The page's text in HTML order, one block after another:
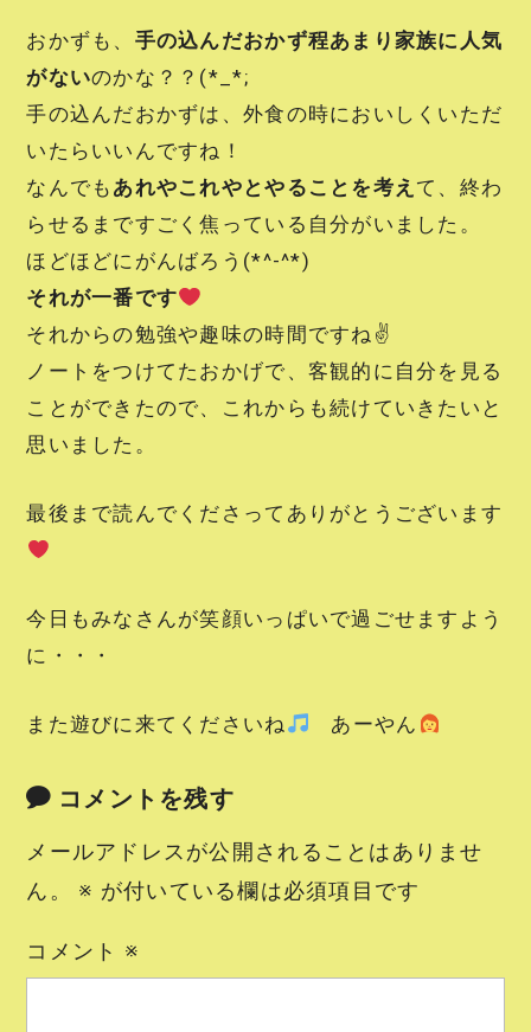
おかずも、 手の込んだおかず程あまり家族に人気
がないのかな？？(*_*;
手の込んだおかずは、外食の時においしくいただ
いたらいいんですね！
なんでも あれやこれやとやることを考え て、終わ
らせるまですごく焦っている自分がいました。
ほどほどにがんばろう(*^-^*)
それが一番です
それからの勉強や趣味の時間ですね✌
ノートをつけてたおかげで、客観的に自分を見る
ことができたので、これからも続けていきたいと
思いました。
最後まで読んでくださってありがとうございます
今日もみなさんが笑顔いっぱいで過ごせますよう
に・・・
また遊びに来てくださいね あーやん
コメントを残す
メールアドレスが公開されることはありませ
ん。
※ が付いている欄は必須項目です
コメント ※